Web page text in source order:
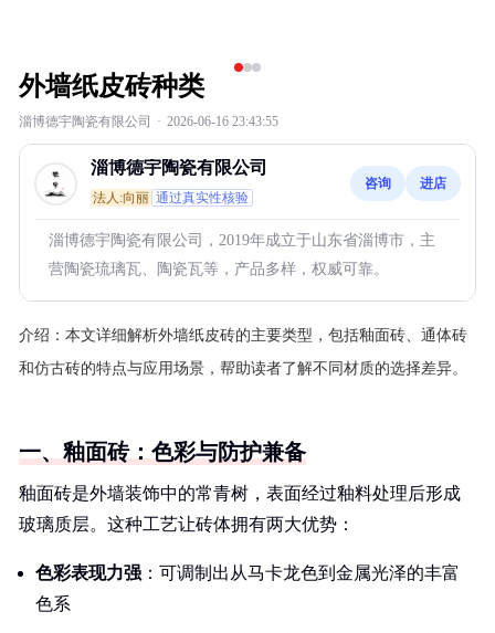
外墙纸皮砖种类
淄博德宇陶瓷有限公司 · 2026-06-16 23:43:55
淄博德宇陶瓷有限公司
法人:向丽 通过真实性核验
咨询 进店
淄博德宇陶瓷有限公司，2019年成立于山东省淄博市，主
营陶瓷琉璃瓦、陶瓷瓦等，产品多样，权威可靠。
介绍： 本文详细解析外墙纸皮砖的主要类型，包括釉面砖、通体砖
和仿古砖的特点与应用场景，帮助读者了解不同材质的选择差异。
一、釉面砖：色彩与防护兼备
釉面砖是外墙装饰中的常青树，表面经过釉料处理后形成
玻璃质层。这种工艺让砖体拥有两大优势：
色彩表现力强 ：可调制出从马卡龙色到金属光泽的丰富
色系